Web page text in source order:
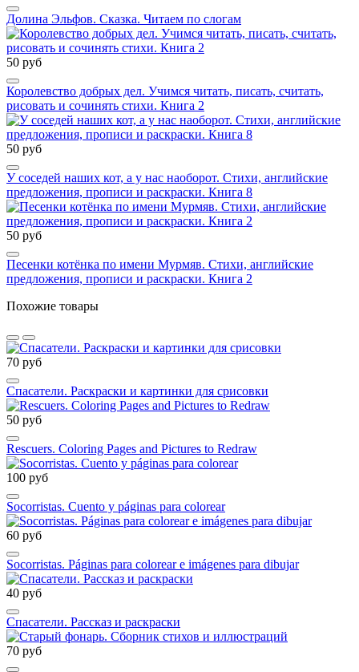
Долина Эльфов. Сказка. Читаем по слогам
50 руб
Королевство добрых дел. Учимся читать, писать, считать,
рисовать и сочинять стихи. Книга 2
50 руб
У соседей наших кот, а у нас наоборот. Стихи, английские
предложения, прописи и раскраски. Книга 8
50 руб
Песенки котёнка по имени Мурмяв. Стихи, английские
предложения, прописи и раскраски. Книга 2
Похожие товары
70 руб
Спасатели. Раскраски и картинки для срисовки
50 руб
Rescuers. Coloring Pages and Pictures to Redraw
100 руб
Socorristas. Cuento y páginas para colorear
60 руб
Socorristas. Páginas para colorear e imágenes para dibujar
40 руб
Спасатели. Рассказ и раскраски
70 руб